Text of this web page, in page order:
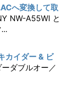
へ変換して取
NW-A55WI と
カイダー & ビ
ダブルオー／